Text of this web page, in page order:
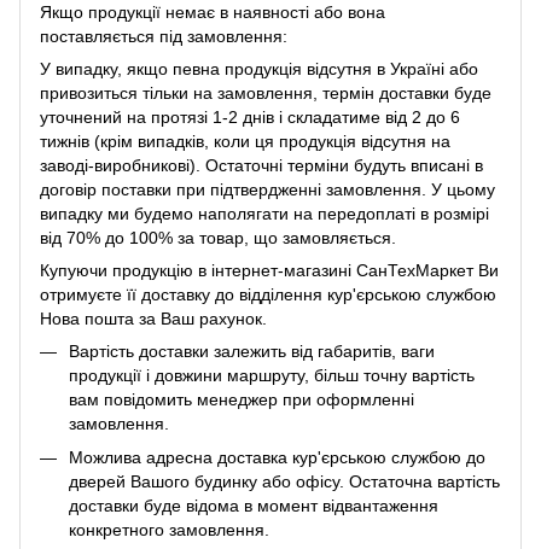
Якщо продукції немає в наявності або вона
поставляється під замовлення:
У випадку, якщо певна продукція відсутня в Україні або
привозиться тільки на замовлення, термін доставки буде
уточнений на протязі 1-2 днів і складатиме від 2 до 6
тижнів (крім випадків, коли ця продукція відсутня на
заводі-виробникові). Остаточні терміни будуть вписані в
договір поставки при підтвердженні замовлення. У цьому
випадку ми будемо наполягати на передоплаті в розмірі
від 70% до 100% за товар, що замовляється.
Купуючи продукцію в інтернет-магазині СанТехМаркет Ви
отримуєте її доставку до відділення кур'єрською службою
Нова пошта за Ваш рахунок.
Вартість доставки залежить від габаритів, ваги
продукції і довжини маршруту, більш точну вартість
вам повідомить менеджер при оформленні
замовлення.
Можлива адресна доставка кур'єрською службою до
дверей Вашого будинку або офісу. Остаточна вартість
доставки буде відома в момент відвантаження
конкретного замовлення.